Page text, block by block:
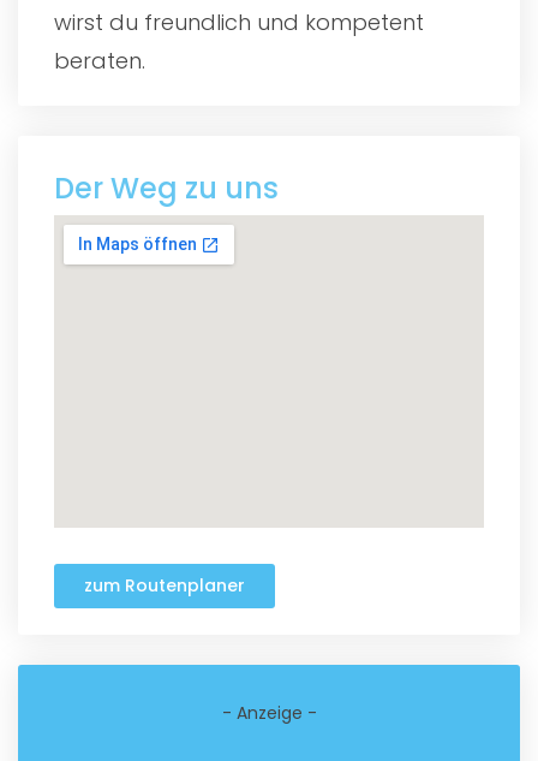
wirst du freundlich und kompetent
beraten.
Der Weg zu uns
zum Routenplaner
- Anzeige -